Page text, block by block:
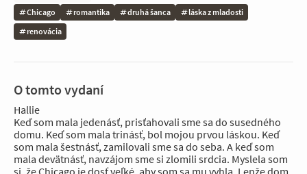
Chicago romantika druhá šanca
láska z mladosti
renovácia
O tomto vydaní
Hallie
Keď som mala jedenásť, prisťahovali sme sa do susedného
domu. Keď som mala trinásť, bol mojou prvou láskou. Keď
som mala šestnásť, zamilovali sme sa do seba. A keď som
mala devätnásť, navzájom sme si zlomili srdcia. Myslela som